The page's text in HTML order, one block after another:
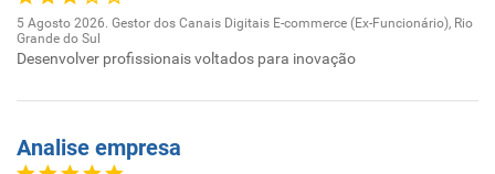
5 Agosto 2026. Gestor dos Canais Digitais E-commerce (Ex-Funcionário), Rio
Grande do Sul
Desenvolver profissionais voltados para inovação
Analise empresa